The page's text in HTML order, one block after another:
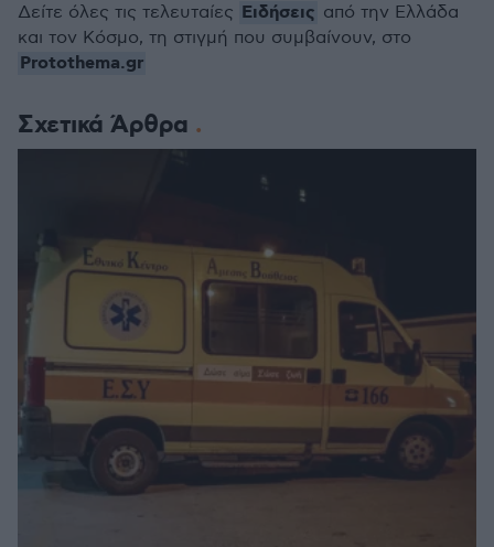
Σχετικά Άρθρα
Δείτε όλες τις τελευταίες Ειδήσεις από την Ελλάδα
και τον Κόσμο, τη στιγμή που συμβαίνουν, στο
Protothema.gr